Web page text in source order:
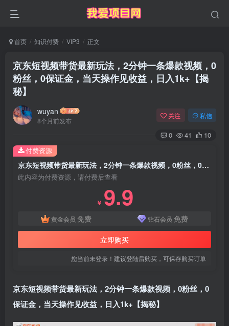
首页 知识付费 VIP3 正文
京东短视频带货最新玩法，2分钟一条爆款视频，0
粉丝，0保证金，当天操作见收益，日入1k+【揭
秘】
wuyan
8个月前发布
关注 私信
0 41 10
京东短视频带货最新玩法，2分钟一条爆款视频，0粉丝，0保证金，当天操作见收益，日入1k+【揭秘】
此内容为付费资源，请付费后查看
￥ 9.9
黄金会员 免费 钻石会员 免费
立即购买
您当前未登录！建议登陆后购买，可保存购买订单
付费资源
京东短视频带货最新玩法，2分钟一条爆款视频，0粉丝，0
保证金，当天操作见收益，日入1k+【揭秘】